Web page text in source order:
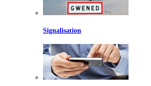
Signalisation